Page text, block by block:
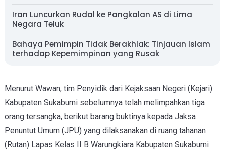
Iran Luncurkan Rudal ke Pangkalan AS di Lima
Negara Teluk
Bahaya Pemimpin Tidak Berakhlak: Tinjauan Islam
terhadap Kepemimpinan yang Rusak
Menurut Wawan, tim Penyidik dari Kejaksaan Negeri (Kejari)
Kabupaten Sukabumi sebelumnya telah melimpahkan tiga
orang tersangka, berikut barang buktinya kepada Jaksa
Penuntut Umum (JPU) yang dilaksanakan di ruang tahanan
(Rutan) Lapas Kelas II B Warungkiara Kabupaten Sukabumi